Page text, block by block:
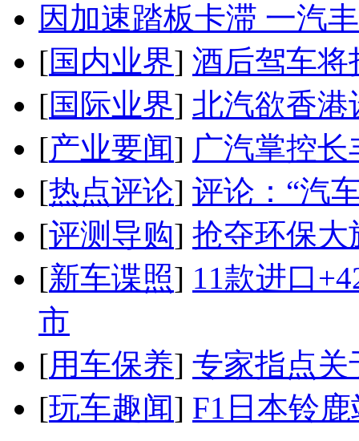
因加速踏板卡滞 一汽
[国内业界] 酒后驾车将
[国际业界] 北汽欲香港
[产业要闻] 广汽掌控
[热点评论] 评论：“汽
[评测导购] 抢夺环保大
[新车谍照] 11款进口
市
[用车保养] 专家指点关
[玩车趣闻] F1日本铃